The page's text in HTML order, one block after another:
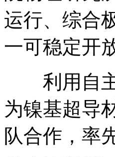
运行、综合
一可稳定开
利用自
为镍基超导
队合作，率